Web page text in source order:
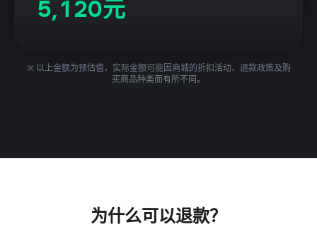
5,120元
※ 以上金额为预估值，实际金额可能因商城的折扣活动、退款政策及购
买商品种类而有所不同。
为什么可以退款？